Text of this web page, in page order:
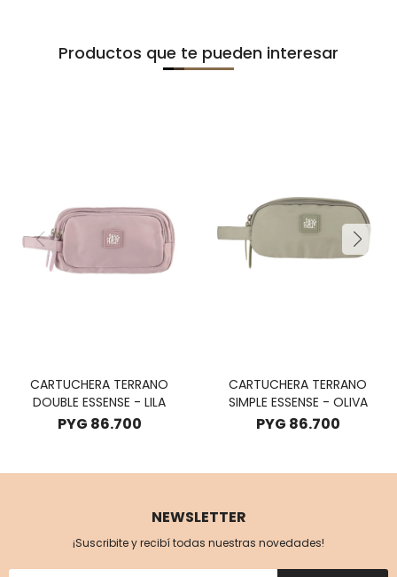
Productos que te pueden interesar
CARTUCHERA TERRANO
DOUBLE ESSENSE - LILA
PYG 86.700
CARTUCHERA TERRANO
SIMPLE ESSENSE - OLIVA
PYG 86.700
NEWSLETTER
¡Suscribite y recibí todas nuestras novedades!